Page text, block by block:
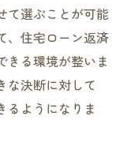
て選ぶことが可能
、住宅ローン返済
きる環境が整いま
な決断に対して
るようになりま